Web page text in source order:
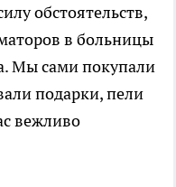
обстоятельств,
в больницы
Мы сами покупали
подарки, пели
вежливо